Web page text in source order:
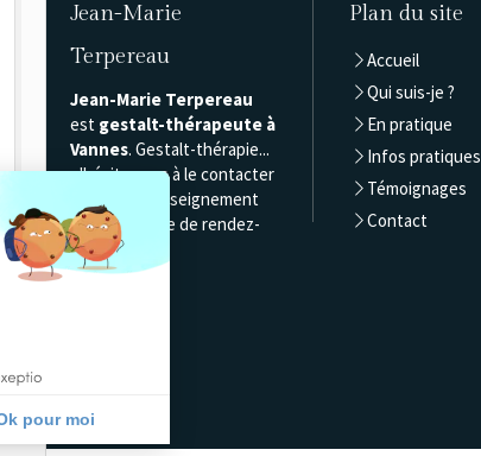
Jean-Marie
Terpereau
Jean-Marie Terpereau
est gestalt-thérapeute à
Vannes. Gestalt-thérapie...
n'hésitez pas à le contacter
pour tout renseignement
ou toute prise de rendez-
vous.
Plan du site
Accueil
Qui suis-je ?
En pratique
Infos pratiques
Témoignages
Contact